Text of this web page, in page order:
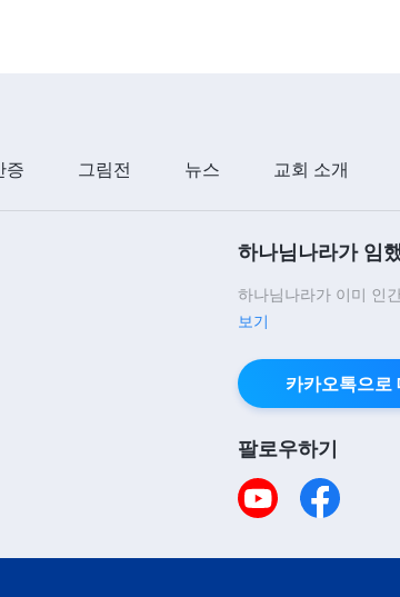
증 그림전 뉴스 교회 소개
하나님나라가 임
하나님나라가 이미 인
보기
카카오톡으로
팔로우하기